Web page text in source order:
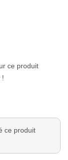
ce produit
!
ce produit